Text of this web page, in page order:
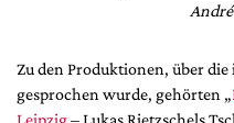
Zu den Produktionen, über die
gesprochen wurde, gehörten „